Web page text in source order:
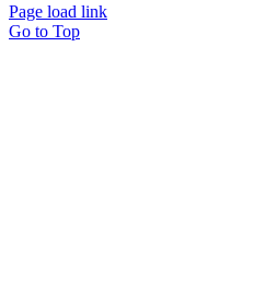
Page load link
Go to Top